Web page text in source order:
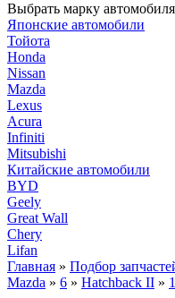
Выбрать марку автомобиля
Японские автомобили
Тойота
Honda
Nissan
Mazda
Lexus
Acura
Infiniti
Mitsubishi
Китайские автомобили
BYD
Geely
Great Wall
Chery
Lifan
Главная » Подбор
Mazda » 6 » Hatchback II »